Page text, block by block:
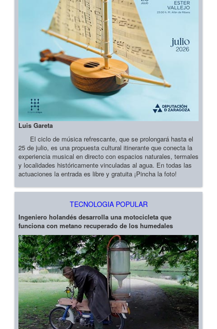
Luis Gareta
El ciclo de música refrescante, que se prolongará hasta el
25 de julio, es una propuesta cultural itinerante que conecta la
experiencia musical en directo con espacios naturales, termales
y localidades históricamente vinculadas al agua. En todas las
actuaciones la entrada es libre y gratuita ¡Pincha la foto!
TECNOLOGIA POPULAR
Ingeniero holandés desarrolla una motocicleta que
funciona con metano recuperado de los humedales